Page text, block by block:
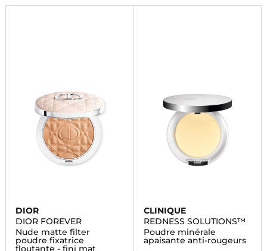
DIOR
DIOR FOREVER
Nude matte filter
poudre fixatrice
floutante - fini mat
CLINIQUE
REDNESS SOLUTIONS™
Poudre minérale
apaisante anti-rougeurs